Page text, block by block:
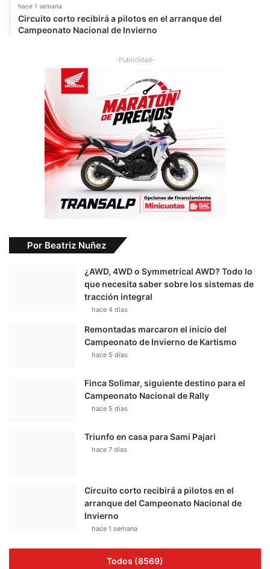
s
hace 1 semana
Circuito corto recibirá a pilotos en el arranque del
Campeonato Nacional de Invierno
-Publicidad-
Por Beatriz Nuñez
¿AWD, 4WD o Symmetrical AWD? Todo lo
que necesita saber sobre los sistemas de
tracción integral
hace 4 días
Remontadas marcaron el inicio del
Campeonato de Invierno de Kartismo
hace 5 días
Finca Solimar, siguiente destino para el
Campeonato Nacional de Rally
hace 5 días
Triunfo en casa para Sami Pajari
hace 7 días
Circuito corto recibirá a pilotos en el
arranque del Campeonato Nacional de
Invierno
hace 1 semana
Todos (8569)